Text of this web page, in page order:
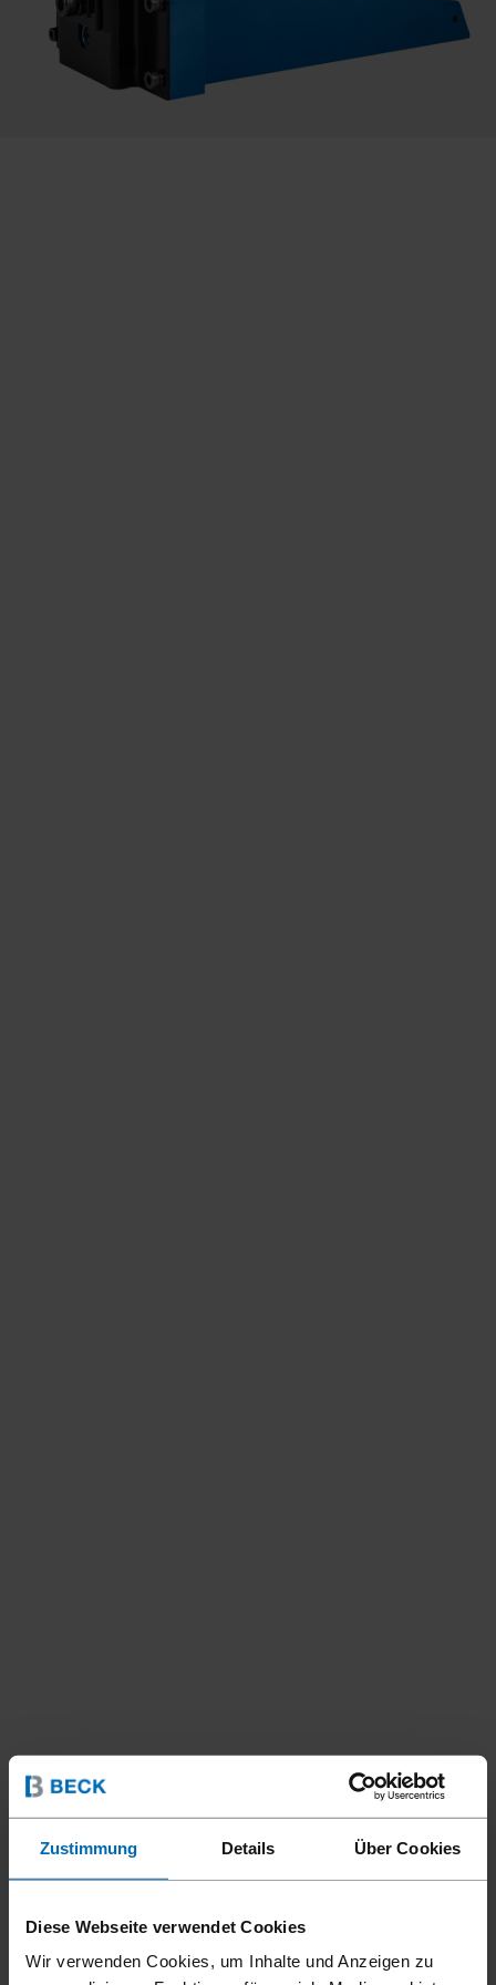
Zustimmung Details Über Cookies
Diese Webseite verwendet Cookies
Wir verwenden Cookies, um Inhalte und Anzeigen zu